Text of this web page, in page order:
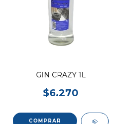
GIN CRAZY 1L
$6.270